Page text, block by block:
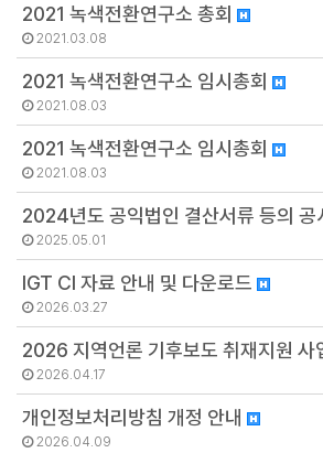
2021 녹색전환연구소 총회
2021.03.08
2021 녹색전환연구소 임시총회
2021.08.03
2021 녹색전환연구소 임시총회
2021.08.03
2024년도 공익법인 결산서류 등의 공
2025.05.01
IGT CI 자료 안내 및 다운로드
2026.03.27
2026 지역언론 기후보도 취재지원 사
2026.04.17
개인정보처리방침 개정 안내
2026.04.09